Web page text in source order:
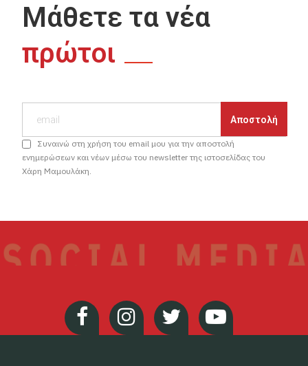
Μάθετε τα νέα
πρώτοι
Συναινώ στη χρήση του email μου για την αποστολή
ενημερώσεων και νέων μέσω του newsletter της ιστοσελίδας του
Χάρη Μαμουλάκη.